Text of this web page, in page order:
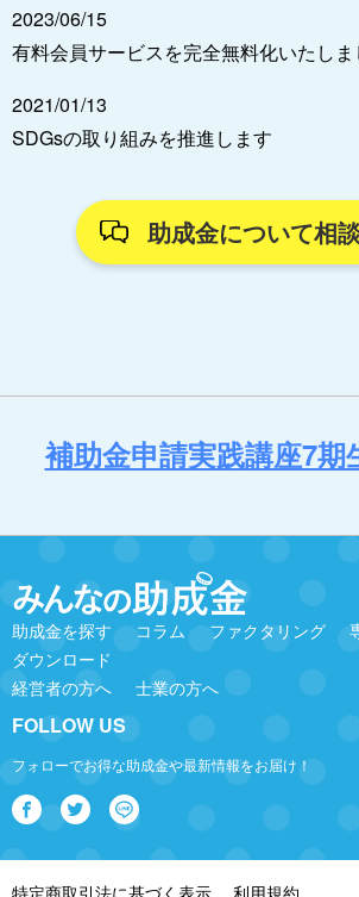
2023/06/15
有料会員サービスを完全無料化いたしま
2021/01/13
SDGsの取り組みを推進します
助成金について相
補助金申請実践講座7期
助成金を探す コラム ファクタリング
ダウンロード
経営者の方へ
士業の方へ
FOLLOW US
フォローでお得な助成金や最新情報をお届け！